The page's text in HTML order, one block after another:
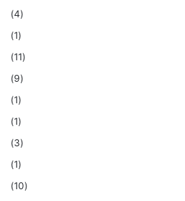
(4)
(1)
(11)
(9)
(1)
(1)
(3)
(1)
(10)